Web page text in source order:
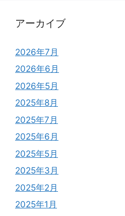
アーカイブ
2026年7月
2026年6月
2026年5月
2025年8月
2025年7月
2025年6月
2025年5月
2025年3月
2025年2月
2025年1月